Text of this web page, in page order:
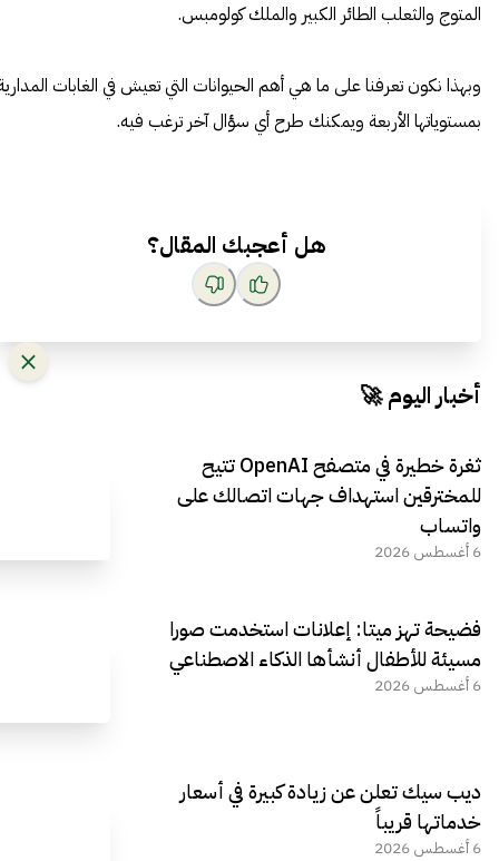
المتوج والثعلب الطائر الكبير والملك كولومبس.
وبهذا نكون تعرفنا على ما هي أهم الحيوانات التي تعيش في الغابات
بمستوياتها الأربعة ويمكنك طرح أي سؤال آخر ترغب فيه.
هل أعجبك المقال؟
أخبار اليوم 🚀
ثغرة خطيرة في متصفح OpenAI تتيح
للمخترقين استهداف جهات اتصالك على
واتساب
6 أغسطس 2026
فضيحة تهز ميتا: إعلانات استخدمت صورا
مسيئة للأطفال أنشأها الذكاء الاصطناعي
6 أغسطس 2026
ديب سيك تعلن عن زيادة كبيرة في أسعار
خدماتها قريباً
6 أغسطس 2026